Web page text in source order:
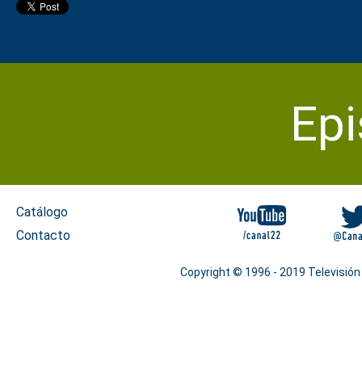
Capítulo 1
Temporada
Catálogo
Contacto
Copyright © 1996 - 2019